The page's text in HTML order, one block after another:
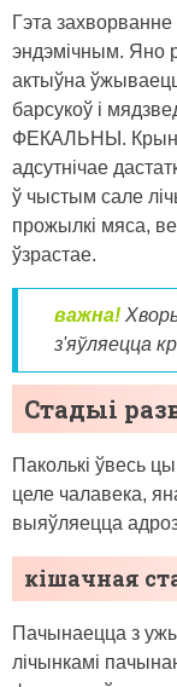
Гэта
эндэмічным. Яно
актыўна
барсукоў і
ФЕКАЛЬНЫ.
адсутнічае
ў чыстым сале
прожылкі мяса,
ўзрастае.
важна!
з'яўляецца
Стадыі
Паколькі ўвесь
целе чалавека,
выяўляецца
кішачная
Пачынаецца з
лічынкамі